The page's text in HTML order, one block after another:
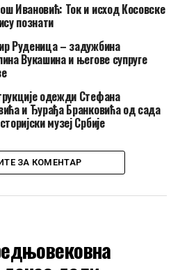
Ивановић: Ток и исход Косовске
познати
Руденица – задужбина
Вукашина и његове супруге
одежди Стефана
и Ђурађа Бранковића од сада
музеј Србије
ЗА КОМЕНТАР